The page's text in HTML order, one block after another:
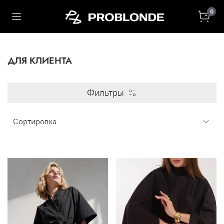
0
ДЛЯ КЛИЕНТА
Фильтры